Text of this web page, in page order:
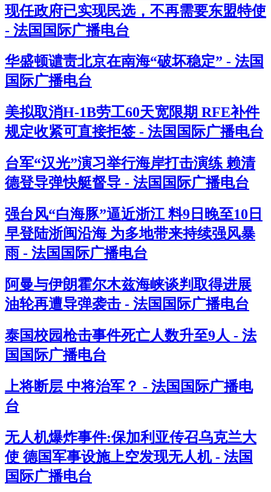
现任政府已实现民选，不再需要东盟特使
- 法国国际广播电台
华盛顿谴责北京在南海“破坏稳定” - 法国
国际广播电台
美拟取消H-1B劳工60天宽限期 RFE补件
规定收紧可直接拒签 - 法国国际广播电台
台军“汉光”演习举行海岸打击演练 赖清
德登导弹快艇督导 - 法国国际广播电台
强台风“白海豚”逼近浙江 料9日晚至10日
早登陆浙闽沿海 为多地带来持续强风暴
雨 - 法国国际广播电台
阿曼与伊朗霍尔木兹海峡谈判取得进展
油轮再遭导弹袭击 - 法国国际广播电台
泰国校园枪击事件死亡人数升至9人 - 法
国国际广播电台
上将断层 中将治军？ - 法国国际广播电
台
无人机爆炸事件:保加利亚传召乌克兰大
使 德国军事设施上空发现无人机 - 法国
国际广播电台